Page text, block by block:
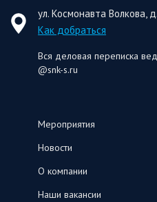
ул. Космонавта Волкова,
Как добраться
Вся деловая переписка
@snk-s.ru
Мероприятия
Новости
О компании
Наши вакансии